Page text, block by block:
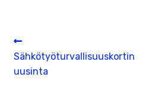
Artikkelien
selaus
artikkeli
Sähkötyöturvallisuuskortin
uusinta